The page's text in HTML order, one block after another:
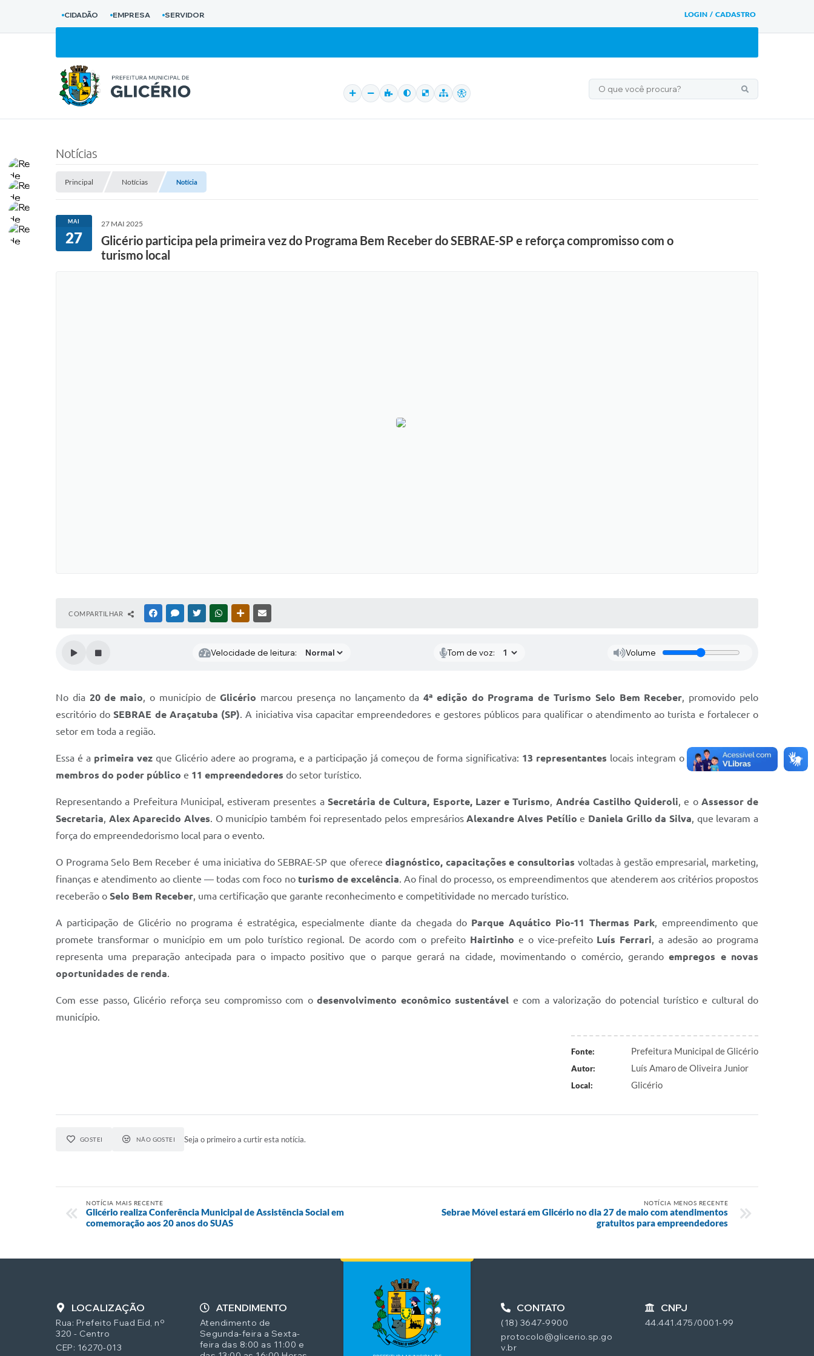
LOGIN / CADASTRO
CIDADÃO EMPRESA SERVIDOR
Notícias
Principal Notícias Notícia
MAI
27
27 MAI 2025
Glicério participa pela primeira vez do Programa Bem Receber do SEBRAE-SP e reforça compromisso com o
turismo local
COMPARTILHAR FACEBOOKMESSENGER
TWITTERWHATSAPPOUTRAS MÍDIAS
Velocidade de leitura: Tom de voz: Volume
No dia 20 de maio, o município deGlicério marcou presença no lançamento da4ª edição do Programa de Turismo Selo Bem Receber, promovido pelo
escritório doSEBRAE de Araçatuba (SP). A iniciativa visa capacitar empreendedores e gestores públicos para qualificar o atendimento ao turista e fortalecer o
setor em toda a região.
Essa é a primeira vez que Glicério adere ao programa, e a participação já começou de forma significativa: 13 representantes locais integram o grupo, sendo02
membros do poder público e 11 empreendedores do setor turístico.
Representando a Prefeitura Municipal, estiveram presentes a Secretária de Cultura, Esporte, Lazer e Turismo, Andréa Castilho Quideroli, e o Assessor de
Secretaria, Alex Aparecido Alves. O município também foi representado pelos empresáriosAlexandre Alves Petílio e Daniela Grillo da Silva, que levaram a
força do empreendedorismo local para o evento.
O Programa Selo Bem Receber é uma iniciativa do SEBRAE-SP que oferecediagnóstico, capacitações e consultorias voltadas à gestão empresarial, marketing,
finanças e atendimento ao cliente — todas com foco no turismo de excelência. Ao final do processo, os empreendimentos que atenderem aos critérios propostos
receberão o Selo Bem Receber, uma certificação que garante reconhecimento e competitividade no mercado turístico.
A participação de Glicério no programa é estratégica, especialmente diante da chegada do Parque Aquático Pio-11 Thermas Park, empreendimento que
promete transformar o município em um polo turístico regional. De acordo com o prefeito Hairtinho e o vice-prefeito Luís Ferrari, a adesão ao programa
representa uma preparação antecipada para o impacto positivo que o parque gerará na cidade, movimentando o comércio, gerandoempregos e novas
oportunidades de renda.
Com esse passo, Glicério reforça seu compromisso com odesenvolvimento econômico sustentável e com a valorização do potencial turístico e cultural do
município.
Fonte: Prefeitura Municipal de Glicério
Autor: Luís Amaro de Oliveira Junior
Local: Glicério
GOSTEI NÃO GOSTEI Seja o primeiro a curtir esta notícia.
NOTÍCIA MAIS RECENTE
Glicério realiza Conferência Municipal de Assistência Social em
comemoração aos 20 anos do SUAS
NOTÍCIA MENOS RECENTE
Sebrae Móvel estará em Glicério no dia 27 de maio com atendimentos
gratuitos para empreendedores
LOCALIZAÇÃO
Rua: Prefeito Fuad Eid, nº
320 - Centro
CEP: 16270-013
CONTATO
(18) 3647-9900
protocolo@glicerio.sp.go
v.br
ATENDIMENTO
Atendimento de
Segunda-feira a Sexta-
feira das 8:00 as 11:00 e
CNPJ
44.441.475/0001-99